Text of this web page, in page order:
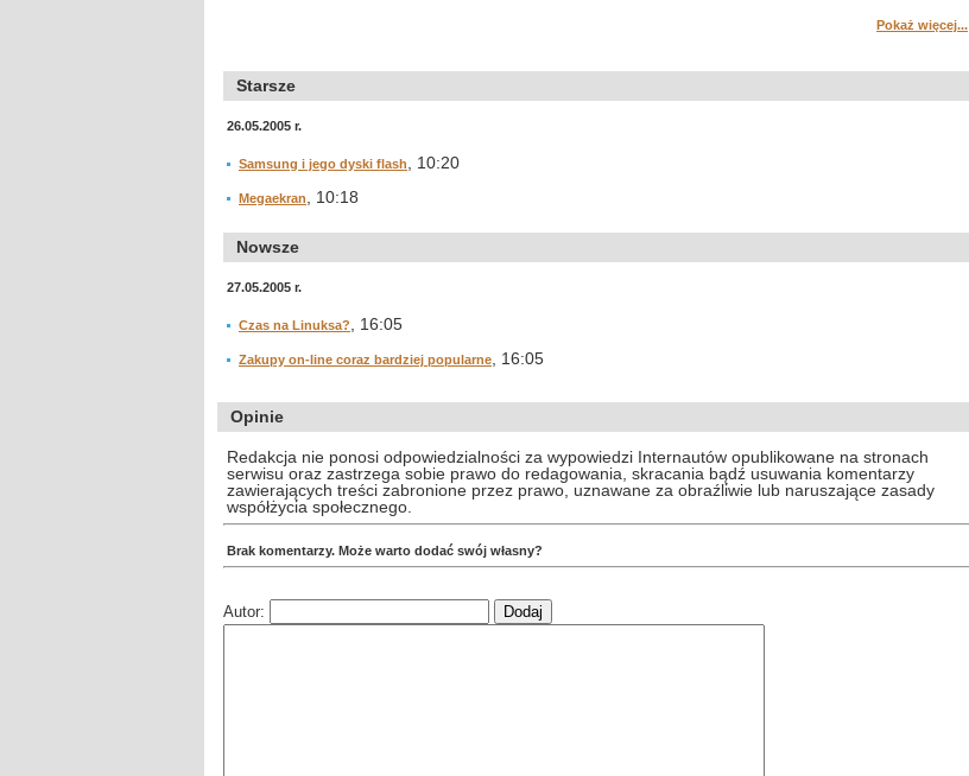
Pokaż więcej...
Starsze
26.05.2005 r.
Samsung i jego dyski flash , 10:20
Megaekran , 10:18
Nowsze
27.05.2005 r.
Czas na Linuksa? , 16:05
Zakupy on-line coraz bardziej popularne , 16:05
Opinie
Redakcja nie ponosi odpowiedzialności za wypowiedzi Internautów opublikowane na stronach
serwisu oraz zastrzega sobie prawo do redagowania, skracania bądź usuwania komentarzy
zawierających treści zabronione przez prawo, uznawane za obraźliwie lub naruszające zasady
współżycia społecznego.
Brak komentarzy. Może warto dodać swój własny?
Autor: